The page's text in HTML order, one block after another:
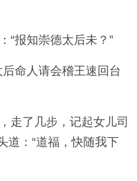
报知崇德太后未？”
命人请会稽王速回台
走了几步，记起女儿司
道：“道福，快随我下